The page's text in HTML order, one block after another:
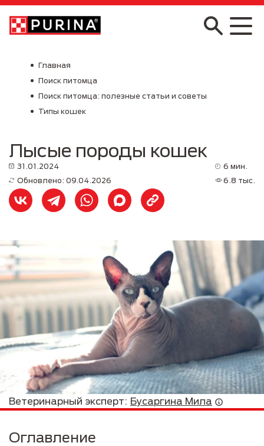
Skip to main content
Главная
Поиск питомца
Поиск питомца: полезные статьи и советы
Типы кошек
Лысые породы кошек
31.01.2024
6 мин.
Обновлено: 09.04.2026
6.8 тыс.
Ветеринарный эксперт: Бусаргина Мила
Оглавление